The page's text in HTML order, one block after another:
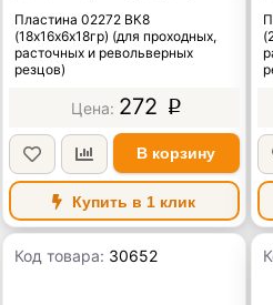
Пластина 02272 ВК8
(18х16х6х18гр) (для проходных,
расточных и револьверных
резцов)
272 p
В корзину
Купить в 1 клик
Код товара: 30652